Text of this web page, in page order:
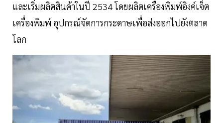
และเริ่มผลิตสินค้าในปี 2534 โดยผลิตเครื่องพิมพ์อิงค์เจ็ต
เครื่องพิมพ์ อุปกรณ์จัดการกระดาษเพื่อส่งออกไปยังตลาด
โลก